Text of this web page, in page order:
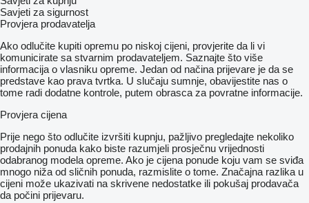
Savjeti za sigurnost
Provjera prodavatelja
Ako odlučite kupiti opremu po niskoj cijeni, provjerite da li vi
komunicirate sa stvarnim prodavateljem. Saznajte što više
informacija o vlasniku opreme. Jedan od načina prijevare je da se
predstave kao prava tvrtka. U slučaju sumnje, obavijestite nas o
tome radi dodatne kontrole, putem obrasca za povratne informacije.
Provjera cijena
Prije nego što odlučite izvršiti kupnju, pažljivo pregledajte nekoliko
prodajnih ponuda kako biste razumjeli prosječnu vrijednosti
odabranog modela opreme. Ako je cijena ponude koju vam se sviđa
mnogo niža od sličnih ponuda, razmislite o tome. Značajna razlika u
cijeni može ukazivati ​​na skrivene nedostatke ili pokušaj prodavača
da počini prijevaru.